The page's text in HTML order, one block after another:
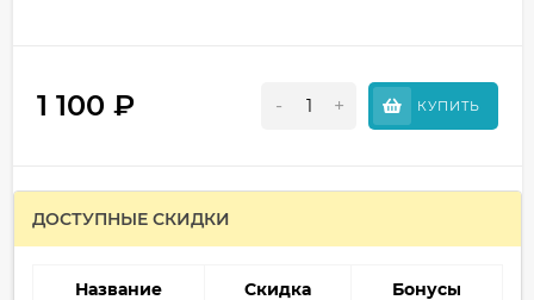
1 100 ₽ - + КУПИТЬ
ДОСТУПНЫЕ СКИДКИ
Название Скидка Бонусы